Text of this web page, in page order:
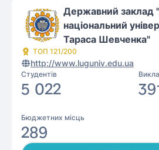
Державний заклад
національний
Тараса Шевченка"
ТОП 121/200
http://www.luguniv.edu.ua
Студентів
5 022
Бюджетних місць
289